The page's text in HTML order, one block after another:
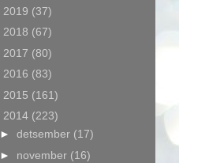
2019 (37)
2018 (67)
2017 (80)
2016 (83)
2015 (161)
2014 (223)
► detsember (17)
► november (16)